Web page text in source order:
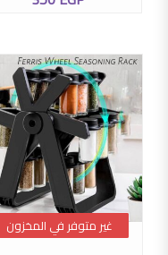
غير متوفر في المخزون
غير متوفر في المخزون